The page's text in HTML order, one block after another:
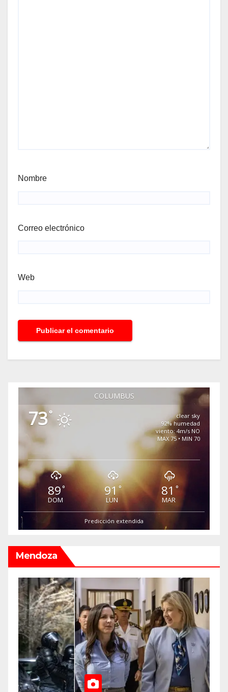
Nombre
Correo electrónico
Web
COLUMBUS
73°
clear sky
92% humedad
viento: 4m/s NO
MAX 75 • MIN 70
89°
DOM
91°
LUN
81 °
MAR
Predicción extendida
Mendoza